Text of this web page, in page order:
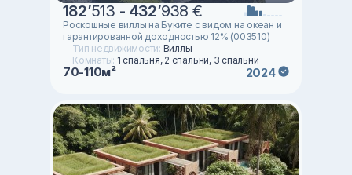
182’513 - 432’938 €
Роскошные виллы на Буките с видом на океан и
гарантированной доходностью 12% (003510)
Тип недвижимости: Виллы
Комнаты: 1 спальня, 2 спальни, 3 спальни
70-110м² 2024